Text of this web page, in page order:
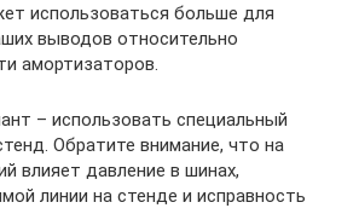
использоваться больше для
выводов относительно
амортизаторов.
– использовать специальный
Обратите внимание, что на
влияет давление в шинах,
линии на стенде и исправность